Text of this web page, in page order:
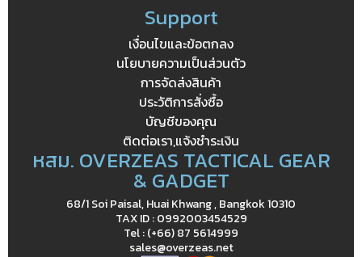
Support
เงื่อนไขและข้อตกลง
นโยบายความเป็นส่วนตัว
การจัดส่งสินค้า
ประวัติการสั่งซื้อ
บัญชีของคุณ
ติดต่อเรา,แจ้งชำระเงิน
หสม. OVERZEAS TACTICAL GEAR
& GADGET
68/1 Soi Paisal, Huai Khwang , Bangkok 10310
TAX ID : 0992003454529
Tel : (+66) 87 5614999
sales@overzeas.net